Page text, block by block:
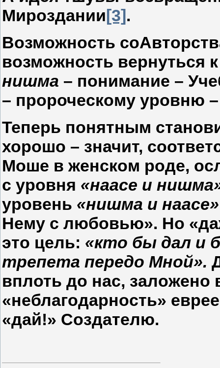
Мироздании[3].
Возможность
возможность вернуться
нишма – понимание –
– пророческому уровню
Теперь понятным
хорошо – значит,
Моше в женском роде,
с уровня «наасе и
уровень «нишма и наасе»
Нему с любовью». Но
это цель: «кто бы дал и
трепета передо Мной».
вплоть до нас,
«неблагодарность»
«дай!» Создателю.